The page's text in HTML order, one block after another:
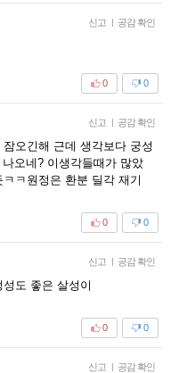
신고 | 공감 확인
0
0
신고 | 공감 확인
오긴해 근데 생각보다 궁성
오네? 이생각들때가 많았
ㅋ원정은 환분 딜각 재기
0
0
신고 | 공감 확인
도 좋은 살성이
0
0
신고 | 공감 확인